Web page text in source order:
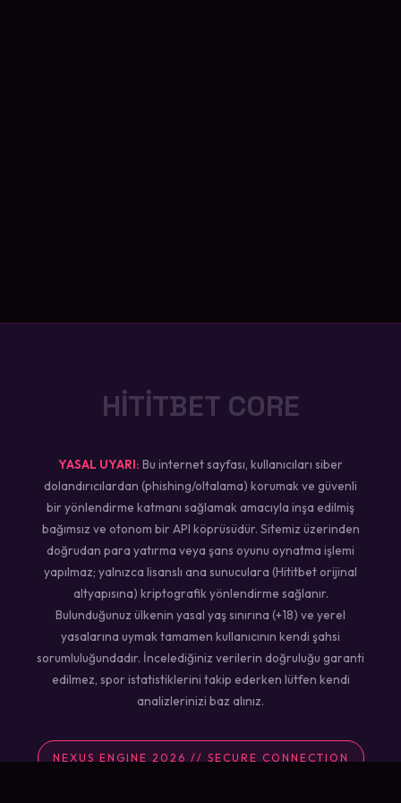
HİTİTBET CORE
YASAL UYARI: Bu internet sayfası, kullanıcıları siber
dolandırıcılardan (phishing/oltalama) korumak ve güvenli
bir yönlendirme katmanı sağlamak amacıyla inşa edilmiş
bağımsız ve otonom bir API köprüsüdür. Sitemiz üzerinden
doğrudan para yatırma veya şans oyunu oynatma işlemi
yapılmaz; yalnızca lisanslı ana sunuculara (Hititbet orijinal
altyapısına) kriptografik yönlendirme sağlanır.
Bulunduğunuz ülkenin yasal yaş sınırına (+18) ve yerel
yasalarına uymak tamamen kullanıcının kendi şahsi
sorumluluğundadır. İncelediğiniz verilerin doğruluğu garanti
edilmez, spor istatistiklerini takip ederken lütfen kendi
analizlerinizi baz alınız.
NEXUS ENGINE 2026 // SECURE CONNECTION